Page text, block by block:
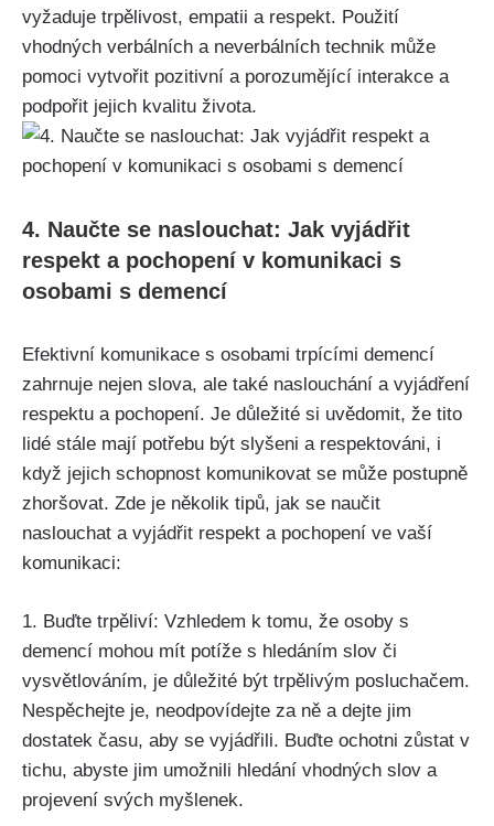
vyžaduje trpělivost, empatii a respekt. Použití
vhodných verbálních a neverbálních technik může
pomoci vytvořit pozitivní a porozumějící interakce a
podpořit jejich kvalitu života.
4. Naučte se naslouchat: Jak vyjádřit
respekt a pochopení v komunikaci s
osobami s demencí
Efektivní komunikace s osobami trpícími demencí
zahrnuje nejen slova, ale také naslouchání a vyjádření
respektu a pochopení. Je důležité si uvědomit, že tito
lidé stále mají potřebu být slyšeni a respektováni, i
když jejich schopnost komunikovat se může postupně
zhoršovat. Zde je několik tipů, jak se naučit
naslouchat a vyjádřit respekt a pochopení ve vaší
komunikaci:
1. Buďte trpěliví: Vzhledem k tomu, že osoby s
demencí mohou mít potíže s hledáním slov či
vysvětlováním, je důležité být trpělivým posluchačem.
Nespěchejte je, neodpovídejte za ně a dejte jim
dostatek času, aby se vyjádřili. Buďte ochotni zůstat v
tichu, abyste jim umožnili hledání vhodných slov a
projevení svých myšlenek.